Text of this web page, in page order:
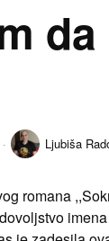
Ljubiša
romana